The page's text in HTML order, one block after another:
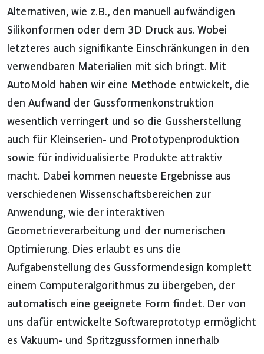
Alternativen, wie z.B., den manuell aufwändigen
Silikonformen oder dem 3D Druck aus. Wobei
letzteres auch signifikante Einschränkungen in den
verwendbaren Materialien mit sich bringt. Mit
AutoMold haben wir eine Methode entwickelt, die
den Aufwand der Gussformenkonstruktion
wesentlich verringert und so die Gussherstellung
auch für Kleinserien- und Prototypenproduktion
sowie für individualisierte Produkte attraktiv
macht. Dabei kommen neueste Ergebnisse aus
verschiedenen Wissenschaftsbereichen zur
Anwendung, wie der interaktiven
Geometrieverarbeitung und der numerischen
Optimierung. Dies erlaubt es uns die
Aufgabenstellung des Gussformendesign komplett
einem Computeralgorithmus zu übergeben, der
automatisch eine geeignete Form findet. Der von
uns dafür entwickelte Softwareprototyp ermöglicht
es Vakuum- und Spritzgussformen innerhalb